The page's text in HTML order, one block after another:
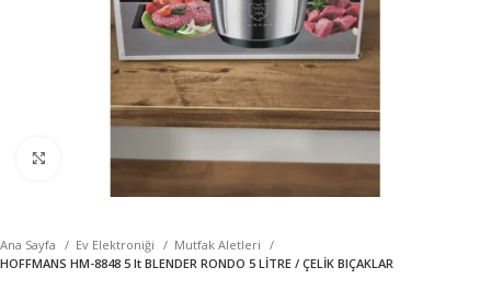
Büyütmek için tıklayın
Ana Sayfa Ev Elektroniği
Mutfak Aletleri
HOFFMANS HM-8848 5 lt BLENDER RONDO 5 LİTRE / ÇELİK BIÇAKLAR